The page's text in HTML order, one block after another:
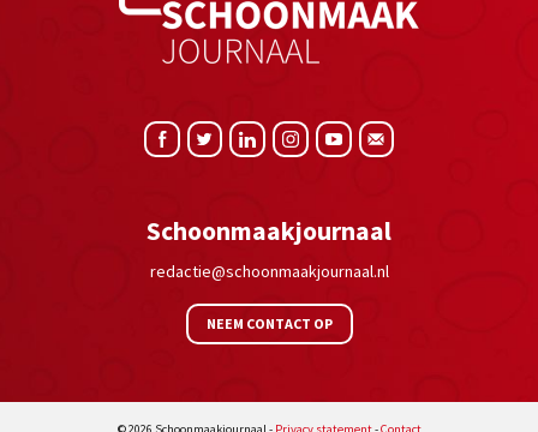
Schoonmaakjournaal
redactie@schoonmaakjournaal.nl
NEEM CONTACT OP
© 2026 Schoonmaakjournaal - Privacy statement-Contact